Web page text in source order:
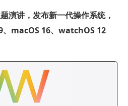
演讲，发布新一代操作系统，
、macOS 16、watchOS 12